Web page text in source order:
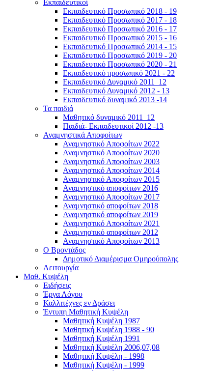
Εκπαιδευτικοί
Εκπαιδευτικό Προσωπικό 2018 - 19
Εκπαιδευτικό Προσωπικό 2017 - 18
Εκπαιδευτικό Προσωπικό 2016 - 17
Εκπαιδευτικό Προσωπικό 2015 - 16
Εκπαιδευτικό Προσωπικό 2014 - 15
Εκπαιδευτικό Προσωπικό 2019 - 20
Εκπαιδευτικό Προσωπικό 2020 - 21
Εκπαιδευτικό προσωπικό 2021 - 22
Εκπαιδευτικό Δυναμικό 2011_12
Εκπαιδευτικό Δυναμικό 2012 - 13
Εκπαιδευτικό δυναμικό 2013 -14
Τα παιδιά
Μαθητικό δυναμικό 2011_12
Παιδιά- Εκπαιδευτικοί 2012 -13
Αναμνηστικά Αποφοίτων
Αναμνηστικό Αποφοίτων 2022
Αναμνηστικό Αποφοίτων 2020
Αναμνηστικό Αποφοίτων 2003
Αναμνηστικό Αποφοίτων 2014
Αναμνηστικό Αποφοίτων 2015
Αναμνηστικό αποφοίτων 2016
Αναμνηστικό Αποφοίτων 2017
Αναμνηστικό αποφοίτων 2018
Αναμνηστικό αποφοίτων 2019
Αναμνηστικό Αποφοίτων 2021
Αναμνηστικό αποφοίτων 2012
Αναμνηστικό Αποφοίτων 2013
Ο Βροντάδος
Δημοτικό Διαμέρισμα Ομηρούπολης
Λειτουργία
Μαθ. Κυψέλη
Ειδήσεις
Έργα Λόγου
Καλλιτέχνες εν Δράσει
Έντυπη Μαθητική Κυψέλη
Μαθητική Κυψέλη 1987
Μαθητική Κυψέλη 1988 - 90
Μαθητική Κυψέλη 1991
Μαθητική Κυψέλη 2006,07,08
Μαθητική Κυψέλη - 1998
Μαθητική Κυψέλη - 1999